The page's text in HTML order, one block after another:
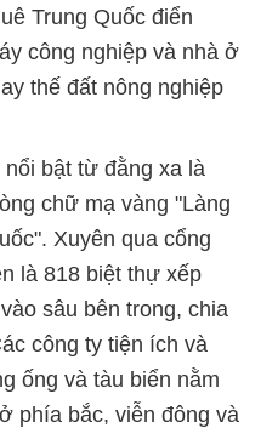
Trung Quốc điển
công nghiệp và nhà ở
thế đất nông nghiệp
bật từ đằng xa là
chữ mạ vàng "Làng
Xuyên qua cổng
là 818 biệt thự xếp
sâu bên trong, chia
công ty tiện ích và
ống và tàu biển nằm
phía bắc, viễn đông và